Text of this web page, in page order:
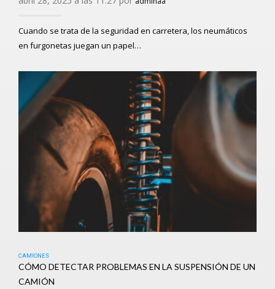
Cuando se trata de la seguridad en carretera, los neumáticos
en furgonetas juegan un papel…
CAMIONES
CÓMO DETECTAR PROBLEMAS EN LA SUSPENSIÓN DE UN
CAMIÓN